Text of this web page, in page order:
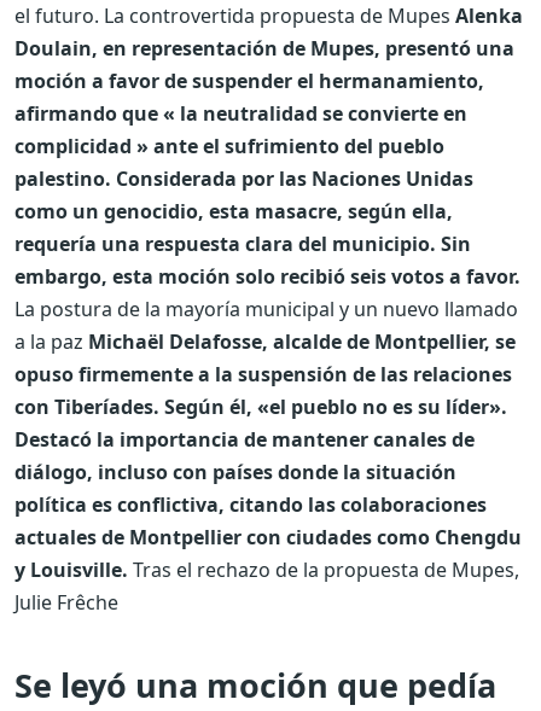
el futuro. La controvertida propuesta de Mupes Alenka
Doulain, en representación de Mupes, presentó una
moción a favor de suspender el hermanamiento,
afirmando que « la neutralidad se convierte en
complicidad » ante el sufrimiento del pueblo
palestino. Considerada por las Naciones Unidas
como un genocidio, esta masacre, según ella,
requería una respuesta clara del municipio. Sin
embargo, esta moción solo recibió seis votos a favor.
La postura de la mayoría municipal y un nuevo llamado
a la paz Michaël Delafosse, alcalde de Montpellier, se
opuso firmemente a la suspensión de las relaciones
con Tiberíades. Según él, «el pueblo no es su líder».
Destacó la importancia de mantener canales de
diálogo, incluso con países donde la situación
política es conflictiva, citando las colaboraciones
actuales de Montpellier con ciudades como Chengdu
y Louisville. Tras el rechazo de la propuesta de Mupes,
Julie Frêche
Se leyó una moción que pedía